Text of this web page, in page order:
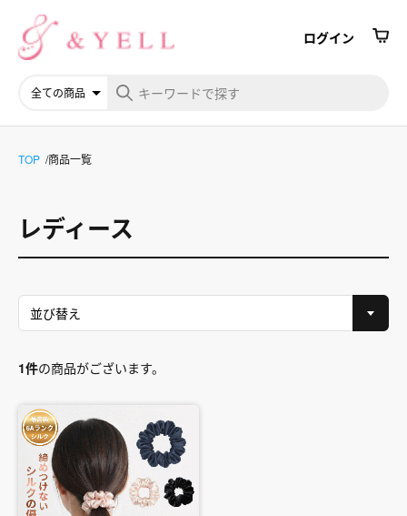
ログイン
TOP 商品一覧
レディース
1件の商品がございます。